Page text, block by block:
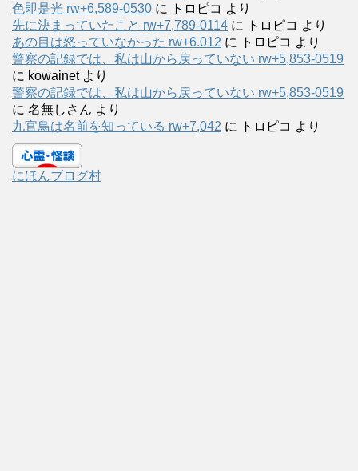
色即是光 rw+6,589-0530 に トロピコ より
先に決まっていたこと rw+7,789-0114 に トロピコ より
あの目は怒っていなかった rw+6.012 に トロピコ より
警察の記録では、私は山から戻っていない rw+5,853-0519
に kowainetより
警察の記録では、私は山から戻っていない rw+5,853-0519
に 名無しさん より
九官鳥は名前を知っている rw+7,042 に トロピコ より
にほんブログ村